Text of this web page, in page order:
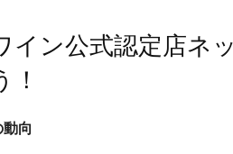
イン公式認定店ネ
向